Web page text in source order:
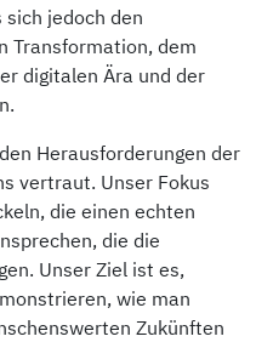
jedoch den
Transformation, dem
digitalen Ära und der
Herausforderungen der
vertraut. Unser Fokus
die einen echten
die die
Unser Ziel ist es,
wie man
Zukünften